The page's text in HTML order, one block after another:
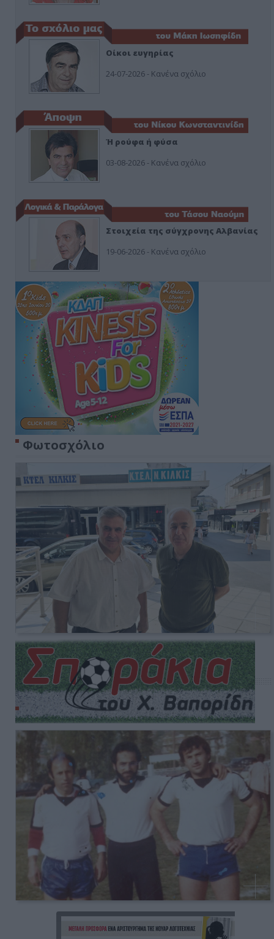
Οίκοι ευγηρίας
24-07-2026 - Κανένα σχόλιο
Ή ρούφα ή φύσα
03-08-2026 - Κανένα σχόλιο
Στοιχεία της σύγχρονης Αλβανίας
19-06-2026 - Κανένα σχόλιο
Φωτοσχόλιο